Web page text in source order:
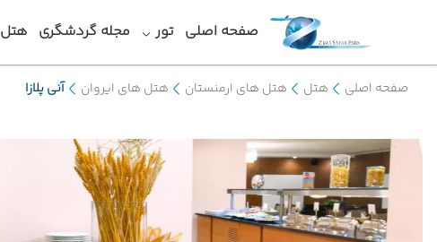
صفحه اصلی تور مجله گردشگری هتل
صفحه اصلی هتل هتل های ارمنستان هتل های ایروان آنی پلازا